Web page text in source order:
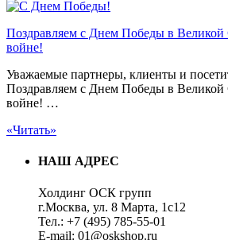
Поздравляем с Днем Победы в Великой
войне!
Уважаемые партнеры, клиенты и
Поздравляем с Днем Победы в Великой
войне! …
«Читать»
НАШ АДРЕС
Холдинг ОСК групп
г.Москва, ул. 8 Марта, 1с12
Тел.: +7 (495) 785-55-01
E-mail: 01@oskshop.ru